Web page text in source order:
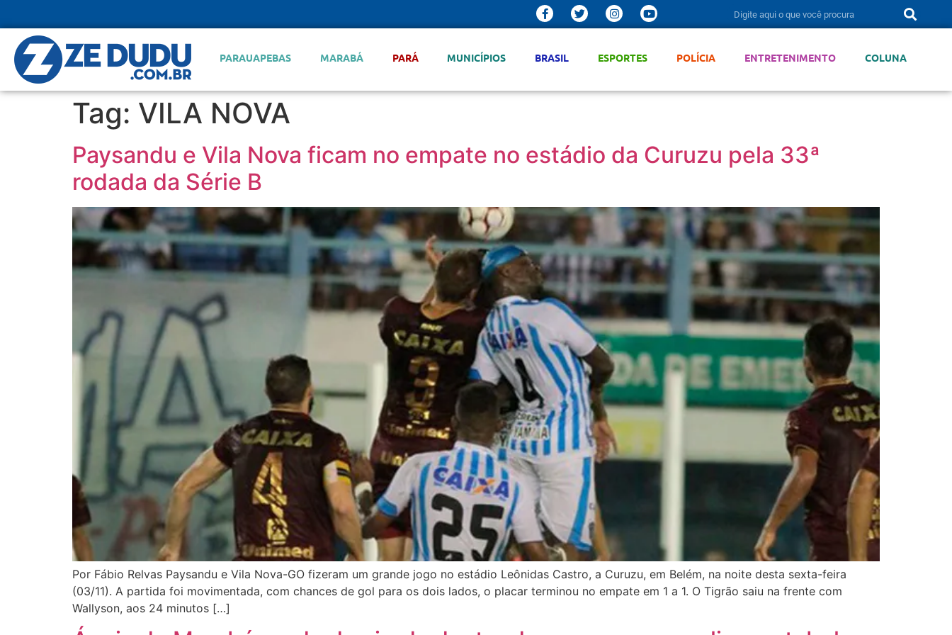
PARAUAPEBAS MARABÁ PARÁ MUNICÍPIOS BRASIL ESPORTES POLÍCIA ENTRETENIMENTO COLUNA
Tag: VILA NOVA
Paysandu e Vila Nova ficam no empate no estádio da Curuzu pela 33ª
rodada da Série B
Por Fábio Relvas Paysandu e Vila Nova-GO fizeram um grande jogo no estádio Leônidas Castro, a Curuzu, em Belém, na noite desta sexta-feira
(03/11). A partida foi movimentada, com chances de gol para os dois lados, o placar terminou no empate em 1 a 1. O Tigrão saiu na frente com
Wallyson, aos 24 minutos […]